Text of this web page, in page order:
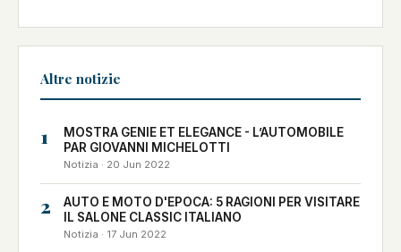
Altre notizie
1
MOSTRA GENIE ET ELEGANCE - L’AUTOMOBILE
PAR GIOVANNI MICHELOTTI
Notizia · 20 Jun 2022
2
AUTO E MOTO D'EPOCA: 5 RAGIONI PER VISITARE
IL SALONE CLASSIC ITALIANO
Notizia · 17 Jun 2022